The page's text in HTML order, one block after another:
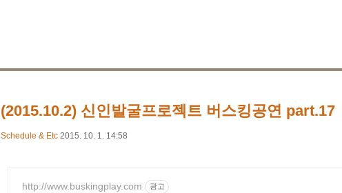
(2015.10.2) 신인발굴프로젝트 버스킹공연 part.17
Schedule & Etc 2015. 10. 1. 14:58
http://www.buskingplay.com 광고